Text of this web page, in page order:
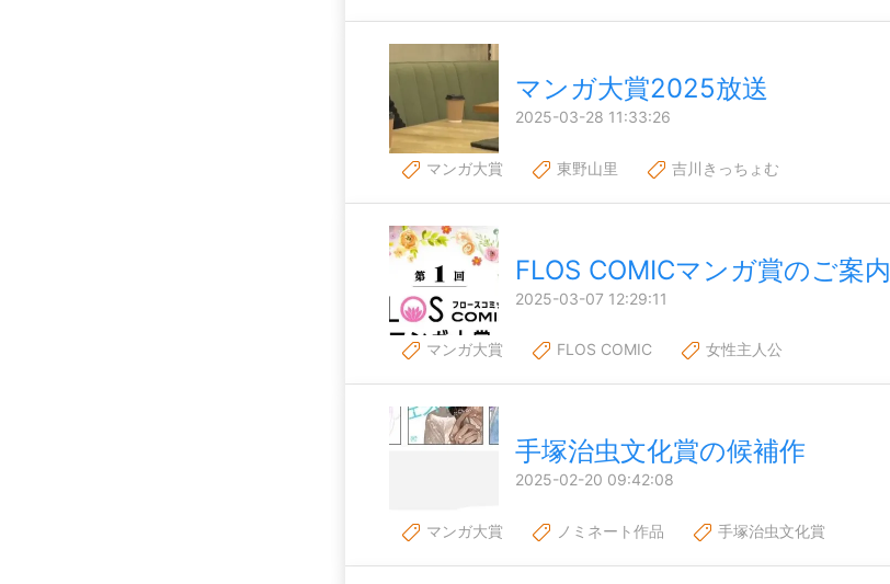
マンガ大賞2025放送
2025-03-28 11:33:26
マンガ大賞 東野山里 吉川きっちょむ
FLOS COMICマンガ賞のご案内
2025-03-07 12:29:11
マンガ大賞 FLOS COMIC 女性主人公
手塚治虫文化賞の候補作
2025-02-20 09:42:08
マンガ大賞 ノミネート作品 手塚治虫文化賞